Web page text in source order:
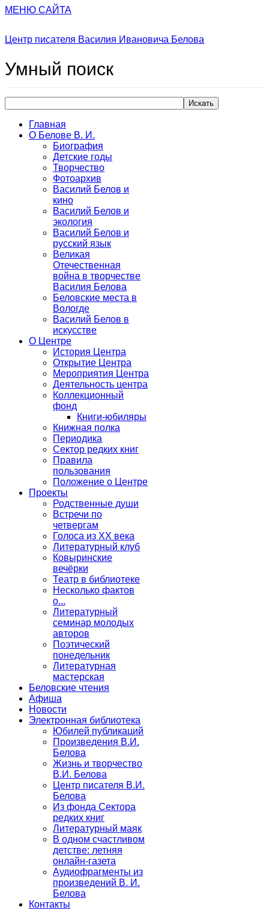
МЕНЮ САЙТА
Центр писателя Василия Ивановича Белова
Умный поиск
Искать
Главная
О Белове В. И.
Биография
Детские годы
Творчество
Фотоархив
Василий Белов и
кино
Василий Белов и
экология
Василий Белов и
русский язык
Великая
Отечественная
война в творчестве
Василия Белова
Беловские места в
Вологде
Василий Белов в
искусстве
О Центре
История Центра
Открытие Центра
Мероприятия Центра
Деятельность центра
Коллекционный
фонд
Книги-юбиляры
Книжная полка
Периодика
Сектор редких книг
Правила
пользования
Положение о Центре
Проекты
Родственные души
Встречи по
четвергам
Голоса из ХХ века
Литературный клуб
Ковыринские
вечёрки
Театр в библиотеке
Несколько фактов
о...
Литературный
семинар молодых
авторов
Поэтический
понедельник
Литературная
мастерская
Беловские чтения
Афиша
Новости
Электронная библиотека
Юбилей публикаций
Произведения В.И.
Белова
Жизнь и творчество
В.И. Белова
Центр писателя В.И.
Белова
Из фонда Сектора
редких книг
Литературный маяк
В одном счастливом
детстве: летняя
онлайн-газета
Аудиофрагменты из
произведений В. И.
Белова
Контакты